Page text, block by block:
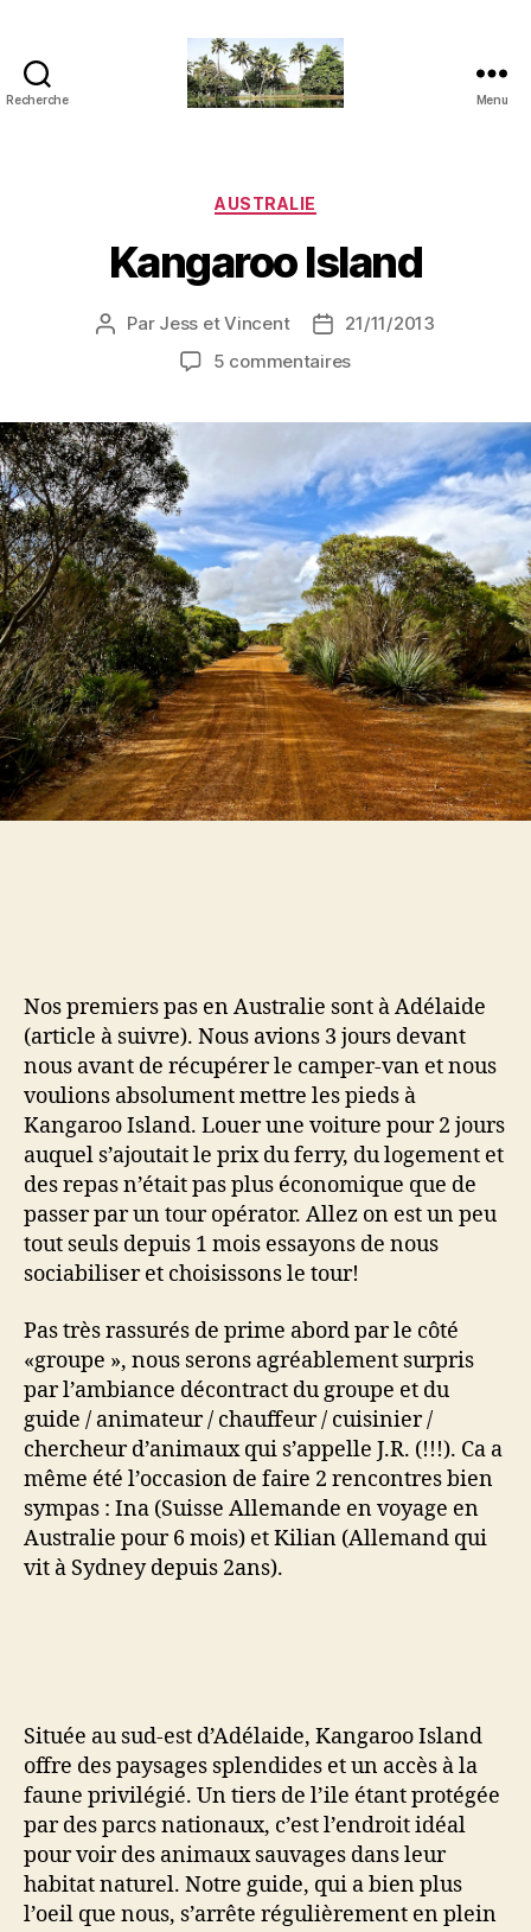
Recherche Menu
Catégories
AUSTRALIE
Kangaroo Island
Auteur
Par Jess et Vincent
Date
de
21/11/2013
5 commentairessur
Nos premiers pas en Australie sont à Adélaide
(article à suivre). Nous avions 3 jours devant
nous avant de récupérer le camper-van et nous
voulions absolument mettre les pieds à
Kangaroo Island. Louer une voiture pour 2 jours
auquel s’ajoutait le prix du ferry, du logement et
des repas n’était pas plus économique que de
passer par un tour opérator. Allez on est un peu
tout seuls depuis 1 mois essayons de nous
sociabiliser et choisissons le tour!
Pas très rassurés de prime abord par le côté
«groupe », nous serons agréablement surpris
par l’ambiance décontract du groupe et du
guide / animateur / chauffeur / cuisinier /
chercheur d’animaux qui s’appelle J.R. (!!!). Ca a
même été l’occasion de faire 2 rencontres bien
sympas : Ina (Suisse Allemande en voyage en
Australie pour 6 mois) et Kilian (Allemand qui
vit à Sydney depuis 2ans).
Située au sud-est d’Adélaide, Kangaroo Island
offre des paysages splendides et un accès à la
faune privilégié. Un tiers de l’ile étant protégée
par des parcs nationaux, c’est l’endroit idéal
pour voir des animaux sauvages dans leur
habitat naturel. Notre guide, qui a bien plus
l’oeil que nous, s’arrête régulièrement en plein